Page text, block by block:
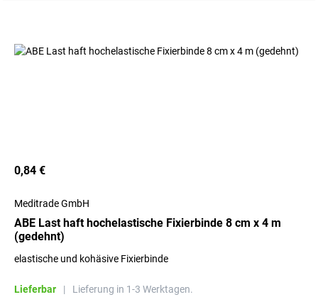
0,84 €
Meditrade GmbH
ABE Last haft hochelastische Fixierbinde 8 cm x 4 m
(gedehnt)
elastische und kohäsive Fixierbinde
Lieferbar | Lieferung in 1-3 Werktagen.